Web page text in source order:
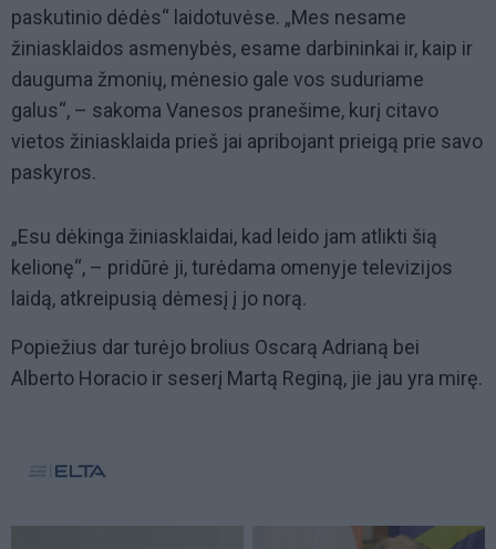
paskutinio dėdės“ laidotuvėse. „Mes nesame
žiniasklaidos asmenybės, esame darbininkai ir, kaip ir
dauguma žmonių, mėnesio gale vos suduriame
galus“, – sakoma Vanesos pranešime, kurį citavo
vietos žiniasklaida prieš jai apribojant prieigą prie savo
paskyros.
„Esu dėkinga žiniasklaidai, kad leido jam atlikti šią
kelionę“, – pridūrė ji, turėdama omenyje televizijos
laidą, atkreipusią dėmesį į jo norą.
Popiežius dar turėjo brolius Oscarą Adrianą bei
Alberto Horacio ir seserį Martą Reginą, jie jau yra mirę.